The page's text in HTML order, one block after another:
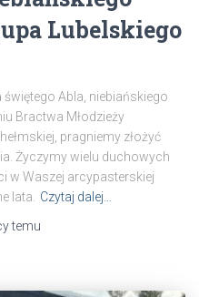
Lubelskiego
Abla, niebiańskiego
Bractwa Młodzieży
pragniemy złożyć
Życzymy wielu duchowych
w Waszej arcypasterskiej
lata.​
Czytaj dalej…
temu